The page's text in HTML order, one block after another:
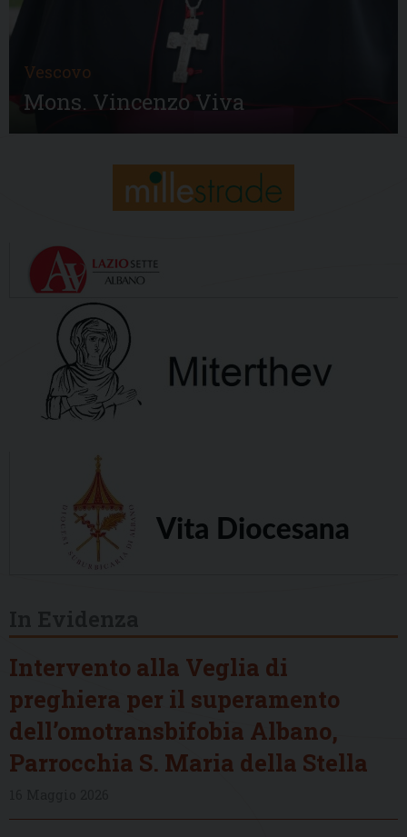
Vescovo
Mons. Vincenzo Viva
Intervento alla Veglia di
preghiera per il superamento
dell’omotransbifobia Albano,
Parrocchia S. Maria della Stella